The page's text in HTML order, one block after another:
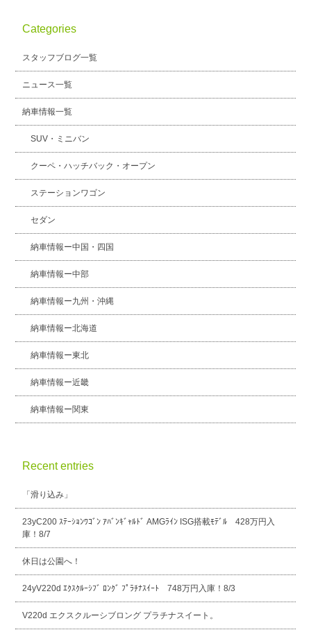
Categories
スタッフブログ一覧
ニュース一覧
納車情報一覧
SUV・ミニバン
クーペ・ハッチバック・オープン
ステーションワゴン
セダン
納車情報ー中国・四国
納車情報ー中部
納車情報ー九州・沖縄
納車情報ー北海道
納車情報ー東北
納車情報ー近畿
納車情報ー関東
Recent entries
「滑り込み」
23yC200 ｽﾃｰｼｮﾝﾜｺﾞﾝ ｱﾊﾞﾝｷﾞｬﾙﾄﾞ AMGﾗｲﾝ ISG搭載ﾓﾃﾞﾙ 428万円入
庫！8/7
休日は公園へ！
24yV220d ｴｸｽｸﾙｰｼﾌﾞ ﾛﾝｸﾞ ﾌﾟﾗﾁﾅｽｲｰﾄ 748万円入庫！8/3
V220d エクスクルーシブロング プラチナスイート。